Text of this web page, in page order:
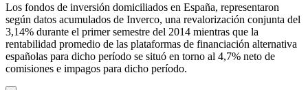
Los fondos de inversión domiciliados en España, representaron
según datos acumulados de Inverco, una revalorización conjunta del
3,14% durante el primer semestre del 2014 mientras que la
rentabilidad promedio de las plataformas de financiación alternativa
españolas para dicho período se situó en torno al 4,7% neto de
comisiones e impagos para dicho período.